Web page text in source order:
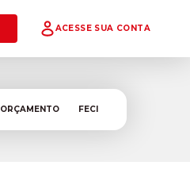
ACESSE SUA CONTA
ORÇAMENTO FECI